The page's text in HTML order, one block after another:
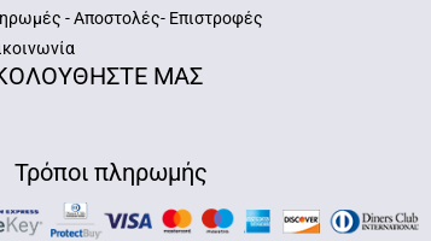
- Αποστολές- Επιστροφές
ΜΑΣ
Τρόποι πληρωμής